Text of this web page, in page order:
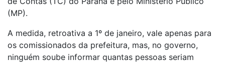
(MP).
A medida, retroativa a 1º de janeiro, vale apenas para
os comissionados da prefeitura, mas, no governo,
ninguém soube informar quantas pessoas seriam